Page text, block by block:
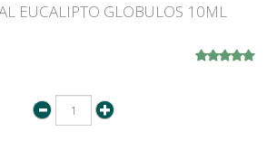
EUCALIPTO GLOBULOS 10ML